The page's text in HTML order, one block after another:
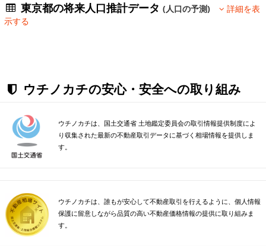
東京都の将来人口推計データ(人口の予測)
詳細を表
示する
ウチノカチの安心・安全への取り組み
ウチノカチは、国土交通省 土地鑑定委員会の取引情報提供制度によ
り収集された最新の不動産取引データに基づく相場情報を提供しま
す。
ウチノカチは、誰もが安心して不動産取引を行えるように、個人情報
保護に留意しながら品質の高い不動産価格情報の提供に取り組みま
す。